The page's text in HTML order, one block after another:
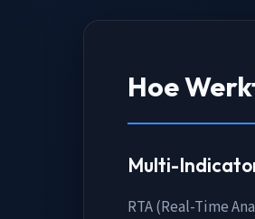
Hoe
Multi-
RTA (Real-Time